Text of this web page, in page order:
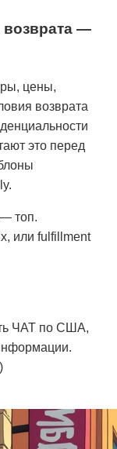
возврата —
цены,
возврата
это перед
топ.
или fulfillment
ЧАТ по США,